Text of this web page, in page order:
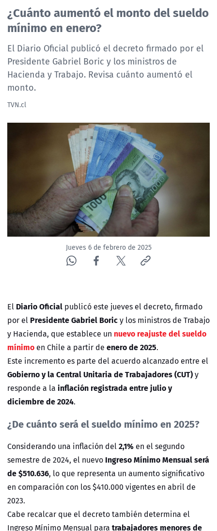
¿Cuánto aumentó el monto del sueldo
mínimo en enero?
El Diario Oficial publicó el decreto firmado por el
Presidente Gabriel Boric y los ministros de
Hacienda y Trabajo. Revisa cuánto aumentó el
monto.
TVN.cl
Jueves 6 de febrero de 2025
El Diario Oficial publicó este jueves el decreto, firmado
por el Presidente Gabriel Boricy los ministros de Trabajo
y Hacienda, que establece un nuevo reajuste del sueldo
mínimo en Chile a partir de enero de 2025.
Este incremento es parte del acuerdo alcanzado entre el
Gobierno y la Central Unitaria de Trabajadores (CUT)y
responde a la inflación registrada entre julio y
diciembre de 2024.
¿De cuánto será el sueldo mínimo en 2025?
Considerando una inflación del2,1% en el segundo
semestre de 2024, el nuevo Ingreso Mínimo Mensual será
de $510.636, lo que representa un aumento significativo
en comparación con los $410.000 vigentes en abril de
2023.
Cabe recalcar que el decreto también determina el
Ingreso Mínimo Mensual para trabajadores menores de